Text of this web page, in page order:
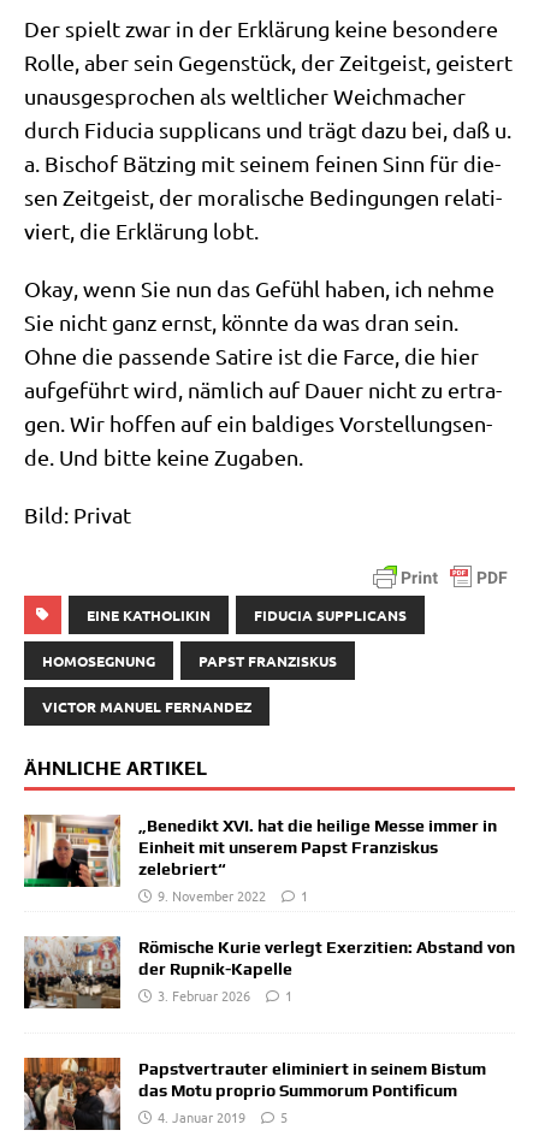
Der spielt zwar in der Erklä­rung kei­ne beson­de­re
Rol­le, aber sein Gegen­stück, der Zeit­geist, gei­stert
unaus­ge­spro­chen als welt­li­cher Weich­ma­cher
durch Fidu­cia sup­pli­cans und trägt dazu bei, daß u.
a. Bischof Bät­zing mit sei­nem fei­nen Sinn für die­
sen Zeit­geist, der mora­li­sche Bedin­gun­gen rela­ti­
viert, die Erklä­rung lobt.
Okay, wenn Sie nun das Gefühl haben, ich neh­me
Sie nicht ganz ernst, könn­te da was dran sein.
Ohne die pas­sen­de Sati­re ist die Far­ce, die hier
auf­ge­führt wird, näm­lich auf Dau­er nicht zu ertra­
gen. Wir hof­fen auf ein bal­di­ges Vor­stel­lungs­en­
de. Und bit­te kei­ne Zugaben.
Bild: Pri­vat
EINE KATHOLIKIN FIDUCIA SUPPLICANS
HOMOSEGNUNG PAPST FRANZISKUS
VICTOR MANUEL FERNANDEZ
ÄHNLICHE ARTIKEL
„Benedikt XVI. hat die heilige Messe immer in
Einheit mit unserem Papst Franziskus
zelebriert“
9. November 2022
1
Römische Kurie verlegt Exerzitien: Abstand von
der Rupnik-Kapelle
3. Februar 2026
1
Papstvertrauter eliminiert in seinem Bistum
das Motu proprio Summorum Pontificum
4. Januar 2019
5